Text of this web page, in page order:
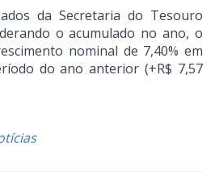
da Secretaria do Tesouro
o acumulado no ano, o
nominal de 7,40% em
do ano anterior (+R$ 7,57